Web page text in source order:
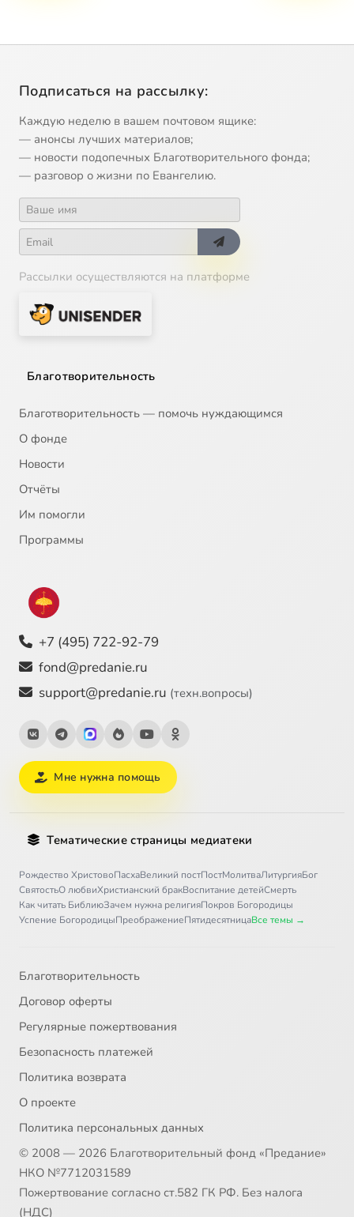
Подписаться на рассылку:
Каждую неделю в вашем почтовом ящике:
— анонсы лучших материалов;
— новости подопечных Благотворительного фонда;
— разговор о жизни по Евангелию.
Рассылки осуществляются на платформе
Благотворительность
Благотворительность — помочь нуждающимся
О фонде
Новости
Отчёты
Им помогли
Программы
+7 (495) 722-92-79
fond@predanie.ru
support@predanie.ru (техн.вопросы)
Мне нужна помощь
Тематические страницы медиатеки
Рождество ХристовоПасхаВеликий постПостМолитваЛитургияБог
СвятостьО любвиХристианский бракВоспитание детейСмерть
Как читать БиблиюЗачем нужна религияПокров Богородицы
Успение БогородицыПреображениеПятидесятницаВсе темы →
Благотворительность
Договор оферты
Регулярные пожертвования
Безопасность платежей
Политика возврата
О проекте
Политика персональных данных
© 2008 — 2026 Благотворительный фонд «Предание»
НКО №7712031589
Пожертвование согласно ст.582 ГК РФ. Без налога
(НДС)